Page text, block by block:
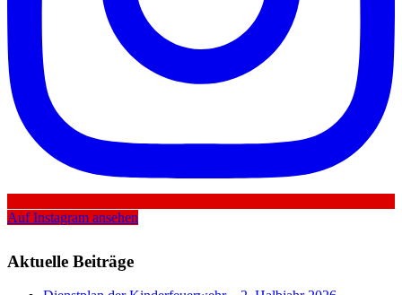
Auf Instagram ansehen
Aktuelle Beiträge